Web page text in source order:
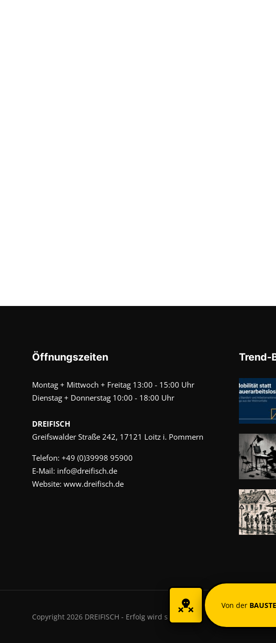
Öffnungszeiten
Montag + Mittwoch + Freitag 13:00 - 15:00 Uhr
Dienstag + Donnerstag 10:00 - 18:00 Uhr
DREIFISCH
Greifswalder Straße 242, 17121 Loitz i. Pommern
Telefon: +49 (0)39998 95900
E-Mail: info@dreifisch.de
Website: www.dreifisch.de
Trend-
Copyright 2026 DREIFISCH - Erfolg wird sichtbar.
Von der